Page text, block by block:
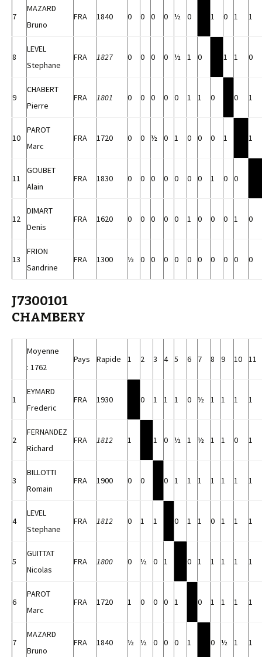
7
MAZARD
Bruno
FRA 1840 0 0 0 0 ½ 0 1 0 1 1
8
LEVEL
Stephane
FRA 1827 0 0 0 0 ½ 1 0 1 1 0
9
CHABERT
Pierre
FRA 1801 0 0 0 0 0 1 1 0 0 1
10
PAROT
Marc
FRA 1720 0 0 ½ 0 1 0 0 0 1 1
11
GOUBET
Alain
FRA 1830 0 0 0 0 0 0 0 1 0 0
12
DIMART
Denis
FRA 1620 0 0 0 0 0 1 0 0 0 1 0
13
FRION
Sandrine
FRA 1300 ½ 0 0 0 0 0 0 0 0 0 0
J7300101
CHAMBERY
Moyenne
: 1762
Pays Rapide 1 2 3 4 5 6 7 8 9 10 11
1
EYMARD
Frederic
FRA 1930 0 1 1 1 0 ½ 1 1 1 1
2
FERNANDEZ
Richard
FRA 1812 1 1 0 ½ 1 ½ 1 1 0 1
3
BILLOTTI
Romain
FRA 1900 0 0 0 1 1 1 1 1 1 1
4
LEVEL
Stephane
FRA 1812 0 1 1 0 1 1 0 1 1 1
5
GUITTAT
Nicolas
FRA 1800 0 ½ 0 1 0 1 1 1 1 1
6
PAROT
Marc
FRA 1720 1 0 0 0 1 0 1 1 1 1
7
MAZARD
Bruno
FRA 1840 ½ ½ 0 0 0 1 0 ½ 1 1